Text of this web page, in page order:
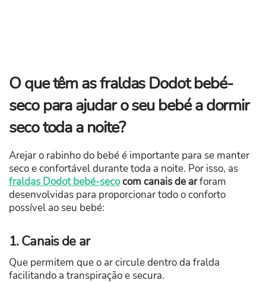
O que têm as fraldasDodot bebé-
secopara ajudar o seu bebé a dormir
seco toda a noite?
Arejar o rabinho do bebé é importante para se manter
seco e confortável durante toda a noite. Por isso, as
fraldas Dodot bebé-secocom canais de arforam
desenvolvidas para proporcionar todo o conforto
possível ao seu bebé:
1. Canais de ar
Que permitem que o ar circule dentro da fralda
facilitando a transpiração e secura.